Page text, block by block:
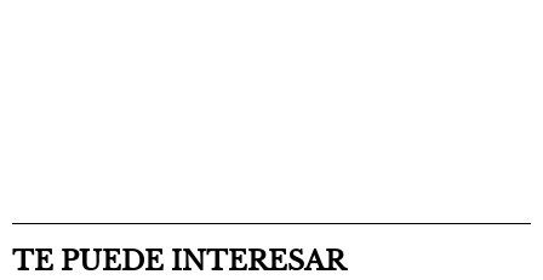
TE PUEDE INTERESAR